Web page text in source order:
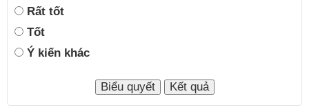
Rất tốt
Tốt
Ý kiến khác